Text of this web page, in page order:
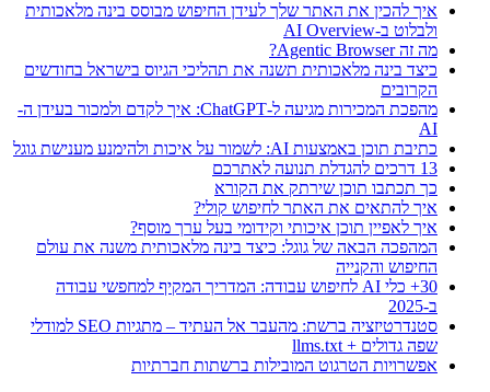
איך להכין את האתר שלך לעידן החיפוש מבוסס בינה מלאכותית
ולבלוט ב-AI Overview
מה זה Agentic Browser?
כיצד בינה מלאכותית תשנה את תהליכי הגיוס בישראל בחודשים
הקרובים
מהפכת המכירות מגיעה ל-ChatGPT: איך לקדם ולמכור בעידן ה-
AI
כתיבת תוכן באמצעות AI: לשמור על איכות ולהימנע מענישת גוגל
13 דרכים להגדלת תנועה לאתרכם
כך תכתבו תוכן שירתק את הקורא
איך להתאים את האתר לחיפוש קולי?
איך לאפיין תוכן איכותי וקידומי בעל ערך מוסף?
המהפכה הבאה של גוגל: כיצד בינה מלאכותית משנה את עולם
החיפוש והקנייה
30+ כלי AI לחיפוש עבודה: המדריך המקיף למחפשי עבודה
ב-2025
סטנדרטיזציה ברשת: מהעבר אל העתיד – מתגיות SEO למודלי
שפה גדולים + llms.txt
אפשרויות הטרגוט המובילות ברשתות חברתיות